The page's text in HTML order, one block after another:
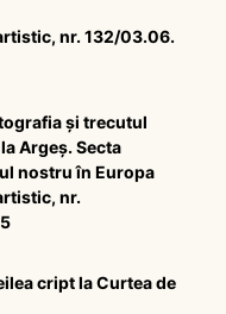
nr. 132/03.06.
și trecutul
Argeș. Secta
nostru în Europa
nr.
cript la Curtea de